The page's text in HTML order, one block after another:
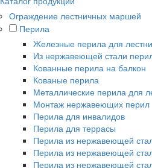
Ограждение лестничных маршей
Перила
Железные перила для
Из нержавеющей стали
Кованные перила на балкон
Кованые перила
Металлические перила для
Монтаж нержавеющих перил
Перила для инвалидов
Перила для террасы
Перила из нержавеющей
Перила из нержавеющей
Перила из нержавеющей